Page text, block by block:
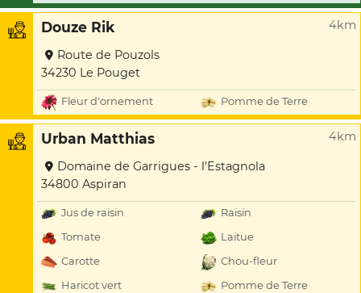
Douze Rik 4km
Route de Pouzols
34230 Le Pouget
Fleur d'ornement Pomme de Terre
Urban Matthias 4km
Domaine de Garrigues - l'Estagnola
34800 Aspiran
Jus de raisin
Raisin
Tomate
Laitue
Carotte
Chou-fleur
Haricot vert
Pomme de Terre